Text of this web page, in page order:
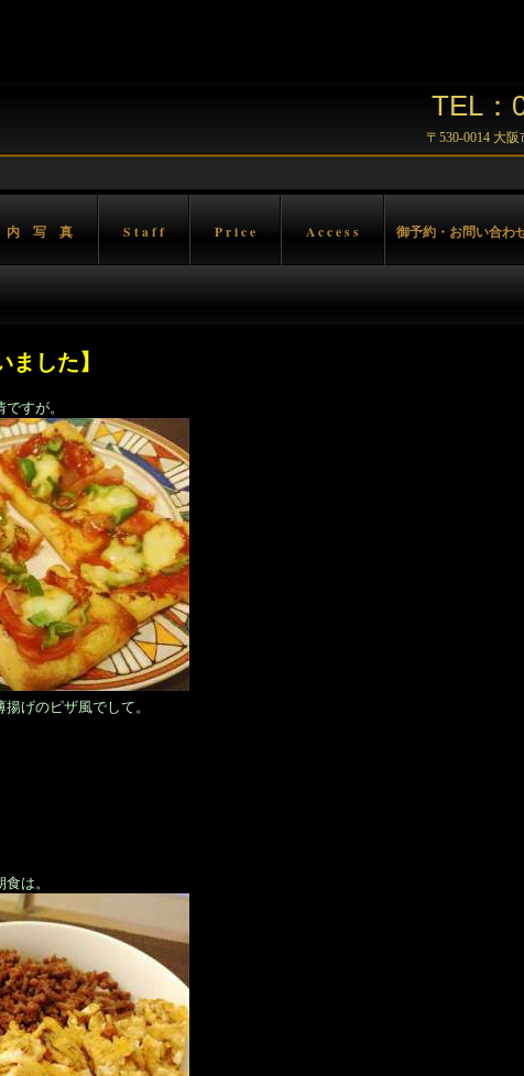
TEL：
〒530-0014 大
写 真 S t a f f P r i c e A c c e s s 御予約・お問い合わ
ました】
すが。
げのピザ風でして。
は。